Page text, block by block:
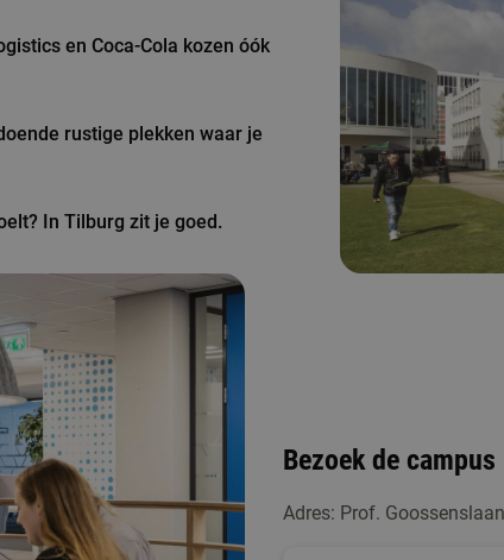
en Coca-Cola kozen óók
rustige plekken waar je
In Tilburg zit je goed.
Bezoek de campus
Adres: Prof.